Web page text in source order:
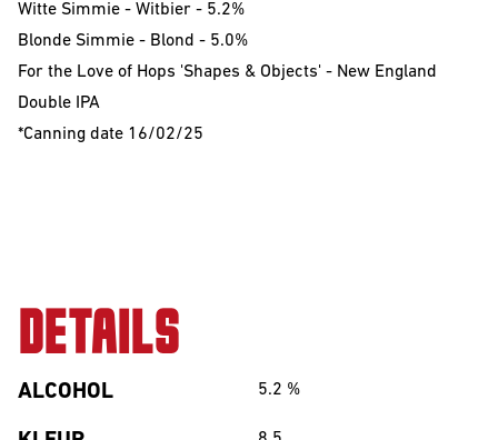
Witte Simmie - Witbier - 5.2%
Blonde Simmie - Blond - 5.0%
For the Love of Hops 'Shapes & Objects' - New England
Double IPA
*Canning date 16/02/25
DETAILS
ALCOHOL 5.2 %